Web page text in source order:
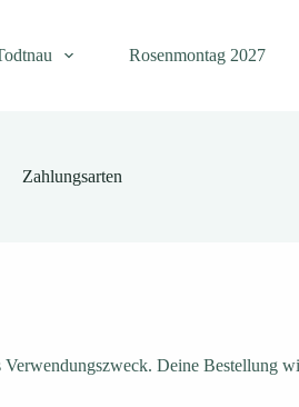
Rosenmontag 2027
Zahlungsarten
Deine Bestellung